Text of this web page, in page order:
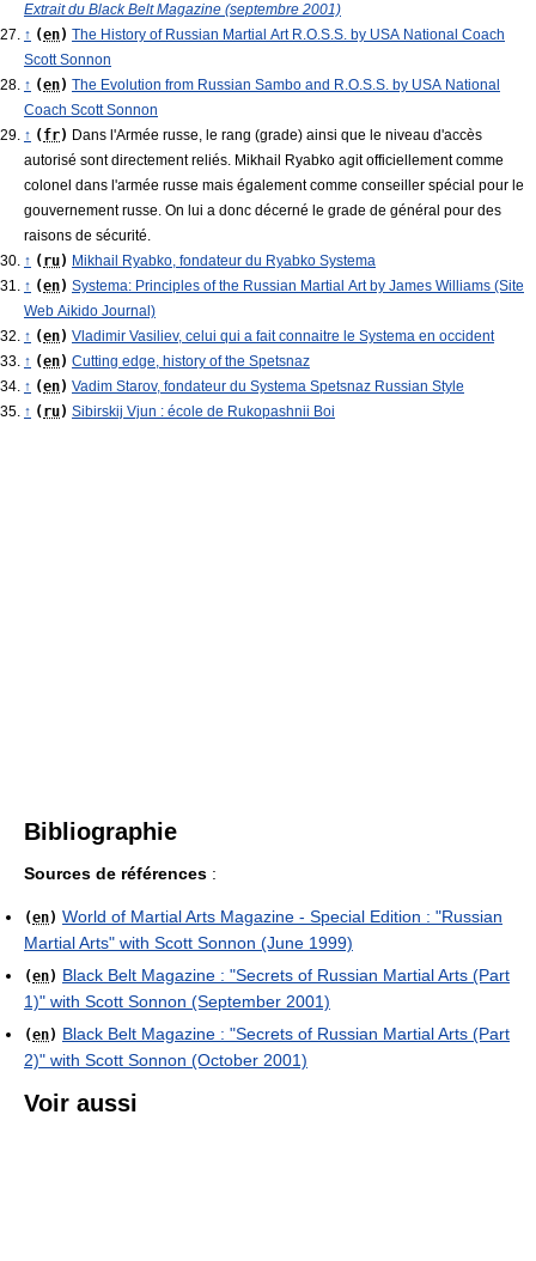
Extrait du Black Belt Magazine (septembre 2001)
↑ (en) The History of Russian Martial Art R.O.S.S. by USA National Coach
Scott Sonnon
↑ (en) The Evolution from Russian Sambo and R.O.S.S. by USA National
Coach Scott Sonnon
↑ ( fr) Dans l'Armée russe, le rang (grade) ainsi que le niveau d'accès
autorisé sont directement reliés. Mikhail Ryabko agit officiellement comme
colonel dans l'armée russe mais également comme conseiller spécial pour le
gouvernement russe. On lui a donc décerné le grade de général pour des
raisons de sécurité.
↑ ( ru) Mikhail Ryabko, fondateur du Ryabko Systema
↑ (en) Systema: Principles of the Russian Martial Art by James Williams (Site
Web Aikido Journal)
↑ (en) Vladimir Vasiliev, celui qui a fait connaitre le Systema en occident
↑ (en) Cutting edge, history of the Spetsnaz
↑ (en) Vadim Starov, fondateur du Systema Spetsnaz Russian Style
↑ ( ru) Sibirskij Vjun : école de Rukopashnii Boi
Bibliographie
Sources de références :
(en) World of Martial Arts Magazine - Special Edition : "Russian
Martial Arts" with Scott Sonnon (June 1999)
(en) Black Belt Magazine : "Secrets of Russian Martial Arts (Part
1)" with Scott Sonnon (September 2001)
(en) Black Belt Magazine : "Secrets of Russian Martial Arts (Part
2)" with Scott Sonnon (October 2001)
Voir aussi